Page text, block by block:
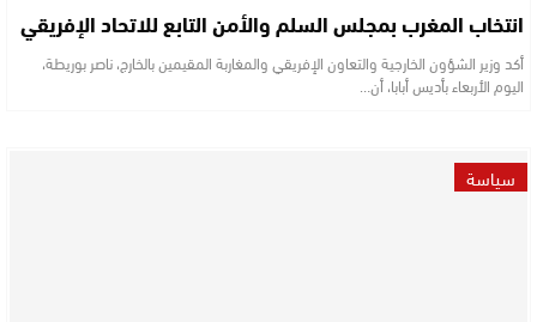
انتخاب المغرب بمجلس السلم والأمن التابع للاتحاد الإفريقي
أكد وزير الشؤون الخارجية والتعاون الإفريقي والمغاربة المقيمين بالخارج، ناصر بوريطة،
اليوم الأربعاء بأديس أبابا، أن…
سياسة